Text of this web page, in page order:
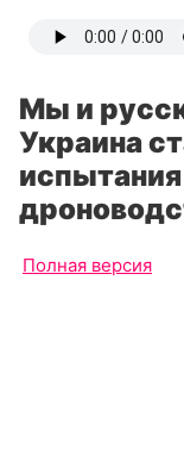
Мы и
Украина
Полная версия